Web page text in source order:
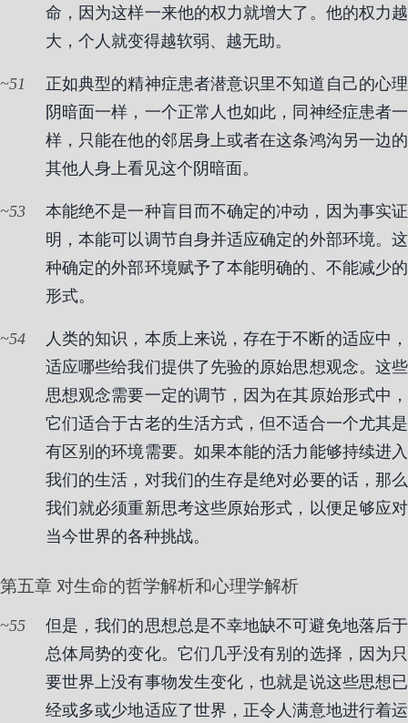
命，因为这样一来他的权力就增大了。他的权力越
大，个人就变得越软弱、越无助。
51
正如典型的精神症患者潜意识里不知道自己的心理
阴暗面一样，一个正常人也如此，同神经症患者一
样，只能在他的邻居身上或者在这条鸿沟另一边的
其他人身上看见这个阴暗面。
53
本能绝不是一种盲目而不确定的冲动，因为事实证
明，本能可以调节自身并适应确定的外部环境。这
种确定的外部环境赋予了本能明确的、不能减少的
形式。
54
人类的知识，本质上来说，存在于不断的适应中，
适应哪些给我们提供了先验的原始思想观念。这些
思想观念需要一定的调节，因为在其原始形式中，
它们适合于古老的生活方式，但不适合一个尤其是
有区别的环境需要。如果本能的活力能够持续进入
我们的生活，对我们的生存是绝对必要的话，那么
我们就必须重新思考这些原始形式，以便足够应对
当今世界的各种挑战。
第五章 对生命的哲学解析和心理学解析
55
但是，我们的思想总是不幸地缺不可避免地落后于
总体局势的变化。它们几乎没有别的选择，因为只
要世界上没有事物发生变化，也就是说这些思想已
经或多或少地适应了世界，正令人满意地进行着运